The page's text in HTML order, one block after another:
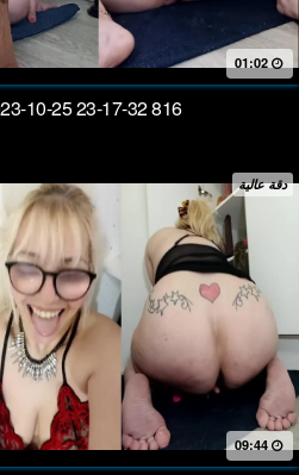
01:02
10-25 23-17-32 816
دقة عالية
09:44